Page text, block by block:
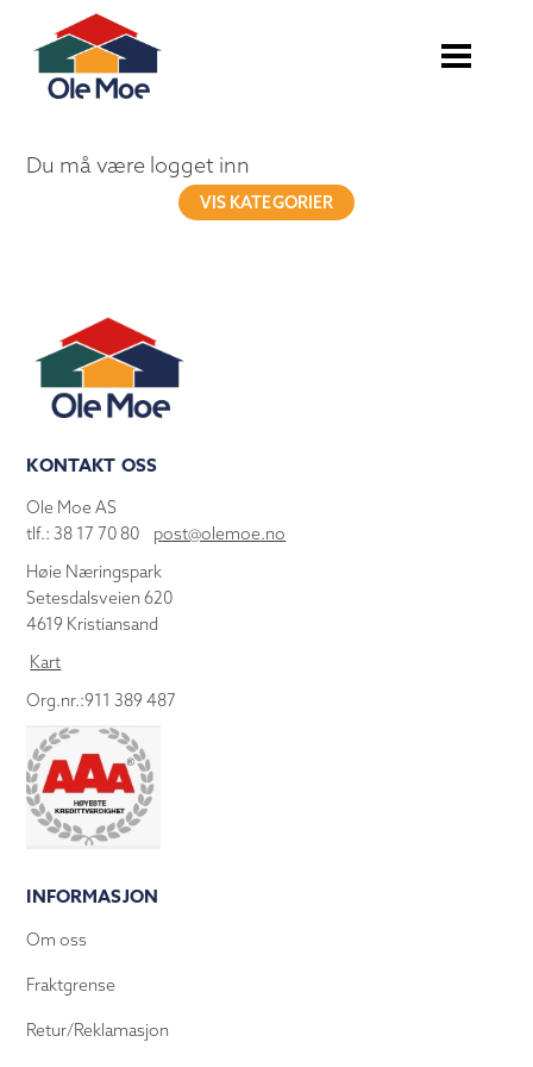
Du må være logget inn
VIS KATEGORIER
KONTAKT OSS
Ole Moe AS
tlf.: 38 17 70 80 post@olemoe.no
Høie Næringspark
Setesdalsveien 620
4619 Kristiansand
Kart
Org.nr.:911 389 487
INFORMASJON
Om oss
Fraktgrense
Retur/Reklamasjon